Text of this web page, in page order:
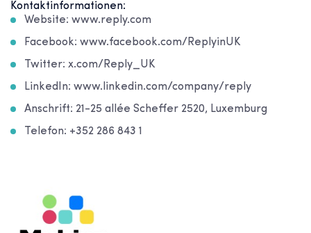
Kontaktinformationen:
Website: www.reply.com
Facebook: www.facebook.com/ReplyinUK
Twitter: x.com/Reply_UK
LinkedIn: www.linkedin.com/company/reply
Anschrift: 21-25 allée Scheffer 2520, Luxemburg
Telefon: +352 286 843 1